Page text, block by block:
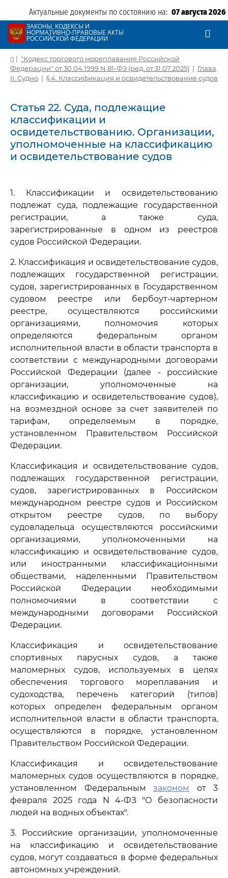
Актуальные документы по состоянию на: 07 августа 2026
ЗАКОНЫ, КОДЕКСЫ И
НОРМАТИВНО-ПРАВОВЫЕ АКТЫ
РОССИЙСКОЙ ФЕДЕРАЦИИ
| "Кодекс торгового мореплавания Российской
Федерации" от 30.04.1999 N 81-ФЗ (ред. от 31.07.2025) | Глава
II. Судно | § 4. Классификация и освидетельствование судов
Статья 22. Суда, подлежащие
классификации и
освидетельствованию. Организации,
уполномоченные на классификацию
и освидетельствование судов
1. Классификации и освидетельствованию
подлежат суда, подлежащие государственной
регистрации, а также суда,
зарегистрированные в одном из реестров
судов Российской Федерации.
2. Классификация и освидетельствование судов,
подлежащих государственной регистрации,
судов, зарегистрированных в Государственном
судовом реестре или бербоут-чартерном
реестре, осуществляются российскими
организациями, полномочия которых
определяются федеральным органом
исполнительной власти в области транспорта в
соответствии с международными договорами
Российской Федерации (далее - российские
организации, уполномоченные на
классификацию и освидетельствование судов),
на возмездной основе за счет заявителей по
тарифам, определяемым в порядке,
установленном Правительством Российской
Федерации.
Классификация и освидетельствование судов,
подлежащих государственной регистрации,
судов, зарегистрированных в Российском
международном реестре судов и Российском
открытом реестре судов, по выбору
судовладельца осуществляются российскими
организациями, уполномоченными на
классификацию и освидетельствование судов,
или иностранными классификационными
обществами, наделенными Правительством
Российской Федерации необходимыми
полномочиями в соответствии с
международными договорами Российской
Федерации.
Классификация и освидетельствование
спортивных парусных судов, а также
маломерных судов, используемых в целях
обеспечения торгового мореплавания и
судоходства, перечень категорий (типов)
которых определен федеральным органом
исполнительной власти в области транспорта,
осуществляются в порядке, установленном
Правительством Российской Федерации.
Классификация и освидетельствование
маломерных судов осуществляются в порядке,
установленном Федеральным законом
от 3
февраля 2025 года N 4-ФЗ "О безопасности
людей на водных объектах".
3. Российские организации, уполномоченные
на классификацию и освидетельствование
судов, могут создаваться в форме федеральных
автономных учреждений.